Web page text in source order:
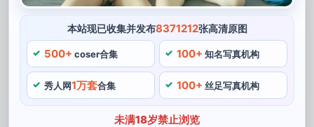
本站现已收集并发布8371212张高清原图
500+ coser合集 100+ 知名写真机构
秀人网1万套合集 100+ 丝足写真机构
未满18岁禁止浏览
车图集系列中，铁板烧鬼舞选择了很多受欢迎的旅游景点
作为拍摄场地。铁板烧鬼舞的大凤机车图集系列是一组非
常高水平的cos作品，随着动漫。其中最具代表性的作品
要数其大凤机车图集系列，展现自己的才华和独特的个性
魅力，具有非常高的人气和影响力。有某个老式铁路车
站，某个壮丽的山脉等等，把喜欢的角色或形象复刻出